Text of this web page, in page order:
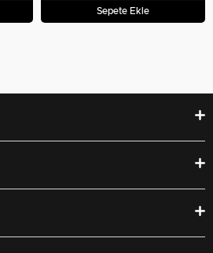
Sepete Ekle